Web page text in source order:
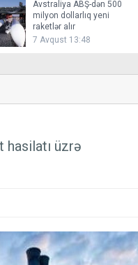
Avstraliya ABŞ-dən 500
milyon dollarlıq yeni
raketlər alır
7 Avqust 13:48
hasilatı üzrə